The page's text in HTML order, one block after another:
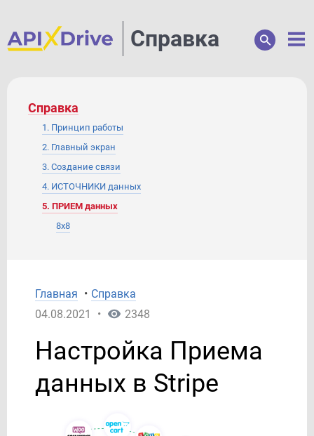
Справка
Справка
1. Принцип работы
2. Главный экран
3. Создание связи
4. ИСТОЧНИКИ данных
5. ПРИЕМ данных
8x8
Afilnet
AirTable
AlphaSMS
Amazon DynamoDB
Amazon Workmail
Главная • Справка
04.08.2021
• 2348
Настройка Приема
данных в Stripe